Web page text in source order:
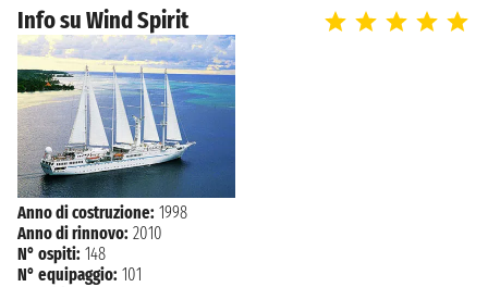
giovedì 26 novembre 2026
07:00 - 14:30
SANTA CRUZ DE
venerdì 27 novembre 2026
07:00 23:59
culture, tutto con la comodità di una partenza organizzata e
senza stress. Concediti il lusso di un viaggio dove ogni
momento è un piacere, iniziando la tua avventura da Amiens.
Info su Wind Spirit
Anno di costruzione: 1998
Anno di rinnovo: 2010
N° ospiti: 148
N° equipaggio: 101